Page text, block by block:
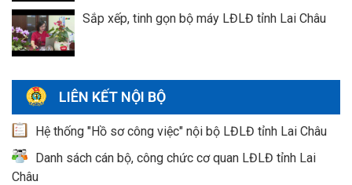
Sắp xếp, tinh gọn bộ máy LĐLĐ tỉnh Lai Châu
LIÊN KẾT NỘI BỘ
Hệ thống "Hồ sơ công việc" nội bộ LĐLĐ tỉnh Lai Châu
Danh sách cán bộ, công chức cơ quan LĐLĐ tỉnh Lai
Châu